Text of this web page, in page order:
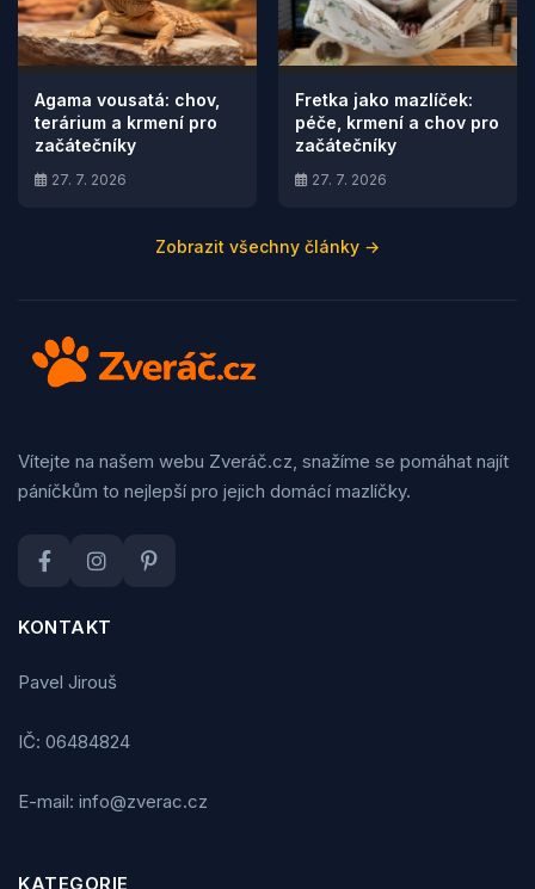
Agama vousatá: chov,
terárium a krmení pro
začátečníky
27. 7. 2026
Fretka jako mazlíček:
péče, krmení a chov pro
začátečníky
27. 7. 2026
Zobrazit všechny články →
Vítejte na našem webu Zveráč.cz, snažíme se pomáhat najít
páníčkům to nejlepší pro jejich domácí mazlíčky.
KONTAKT
Pavel Jirouš
IČ: 06484824
E-mail: info@zverac.cz
KATEGORIE